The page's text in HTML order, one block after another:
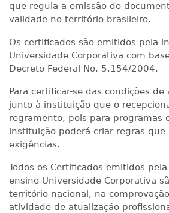
que regula a emissão do
validade no território brasileiro.
Os certificados são emitidos pela
Universidade Corporativa com
Decreto Federal No. 5.154/2004.
Para certificar-se das condições
junto à instituição que o
regramento, pois para programas
instituição poderá criar regras
exigências.
Todos os Certificados emitidos
ensino Universidade Corporativa
território nacional, na
atividade de atualização